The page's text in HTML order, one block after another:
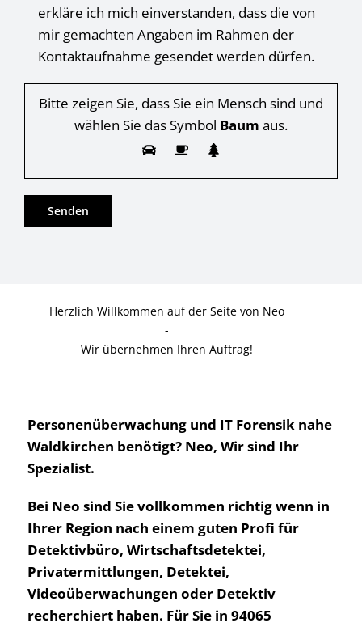
erkläre ich mich einverstanden, dass die von
mir gemachten Angaben im Rahmen der
Kontaktaufnahme gesendet werden dürfen.
Bitte zeigen Sie, dass Sie ein Mensch sind und
wählen Sie das Symbol Baum aus.
Herzlich Willkommen auf der Seite von Neo
-
Wir übernehmen Ihren Auftrag!
Personenüberwachung und IT Forensik nahe
Waldkirchen benötigt? Neo, Wir sind Ihr
Spezialist.
Bei Neo sind Sie vollkommen richtig wenn in
Ihrer Region nach einem guten Profi für
Detektivbüro, Wirtschaftsdetektei,
Privatermittlungen, Detektei,
Videoüberwachungen oder Detektiv
recherchiert haben. Für Sie in 94065